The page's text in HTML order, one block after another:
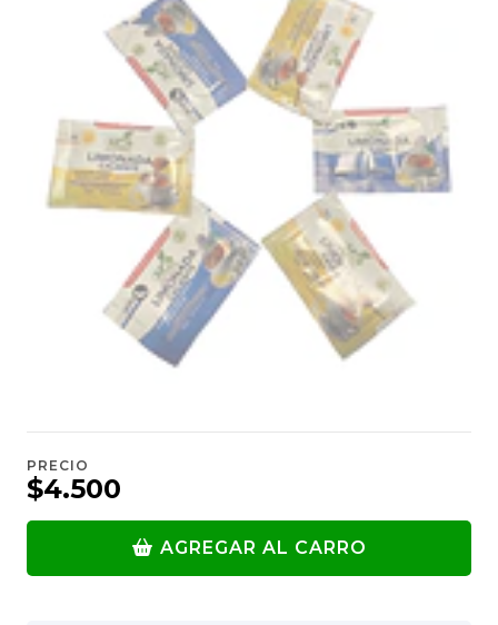
PRECIO
$4.500
AGREGAR AL CARRO